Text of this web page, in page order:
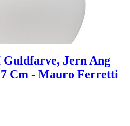
Jern Ang
Cm - Mauro Ferretti